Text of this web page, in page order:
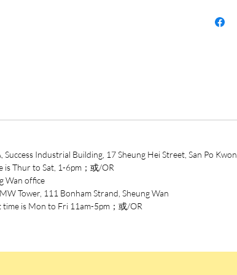
的一
研究
Industrial Building, 17 Sheung Hei Street, San Po
Thur to Sat, 1-6pm；或/OR
Wan office
Tower, 111 Bonham Strand, Sheung Wan
is Mon to Fri 11am-5pm；或/OR